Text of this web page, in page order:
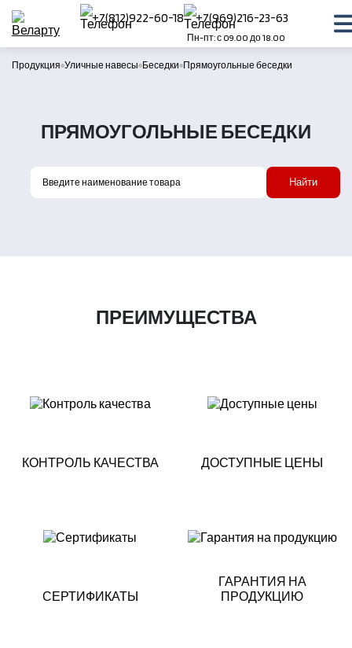
+7(812)922-60-18 +7(969)216-23-63
Пн-пт: с 09.00 до 18.00
Продукция Уличные навесы Беседки Прямоугольные беседки
ПРЯМОУГОЛЬНЫЕ БЕСЕДКИ
Найти
ПРЕИМУЩЕСТВА
КОНТРОЛЬ КАЧЕСТВА ДОСТУПНЫЕ ЦЕНЫ
СЕРТИФИКАТЫ
ГАРАНТИЯ НА
ПРОДУКЦИЮ